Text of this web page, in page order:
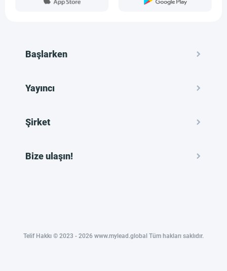
Başlarken
Yayıncı
Şirket
Bize ulaşın!
Telif Hakkı © 2023 - 2026 www.mylead.global Tüm hakları saklıdır.